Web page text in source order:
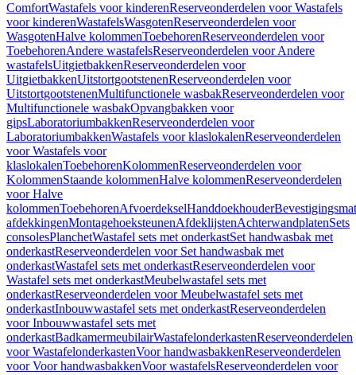
ComfortWastafels voor kinderenReserveonderdelen voor Wastafels
voor kinderenWastafelsWasgotenReserveonderdelen voor
WasgotenHalve kolommenToebehorenReserveonderdelen voor
ToebehorenAndere wastafelsReserveonderdelen voor Andere
wastafelsUitgietbakkenReserveonderdelen voor
UitgietbakkenUitstortgootstenenReserveonderdelen voor
UitstortgootstenenMultifunctionele wasbakReserveonderdelen voor
Multifunctionele wasbakOpvangbakken voor
gipsLaboratoriumbakkenReserveonderdelen voor
LaboratoriumbakkenWastafels voor klaslokalenReserveonderdelen
voor Wastafels voor
klaslokalenToebehorenKolommenReserveonderdelen voor
KolommenStaande kolommenHalve kolommenReserveonderdelen
voor Halve
kolommenToebehorenAfvoerdekselHanddoekhouder
afdekkingenMontagehoeksteunenAfdeklijstenAchterwandplatenSets
consolesPlanchetWastafel sets met onderkastSet handwasbak met
onderkastReserveonderdelen voor Set handwasbak met
onderkastWastafel sets met onderkastReserveonderdelen voor
Wastafel sets met onderkastMeubelwastafel sets met
onderkastReserveonderdelen voor Meubelwastafel sets met
onderkastInbouwwastafel sets met onderkastReserveonderdelen
voor Inbouwwastafel sets met
onderkastBadkamermeubilairWastafelonderkastenReserveonderdelen
voor WastafelonderkastenVoor handwasbakkenReserveonderdelen
voor Voor handwasbakkenVoor wastafelsReserveonderdelen voor